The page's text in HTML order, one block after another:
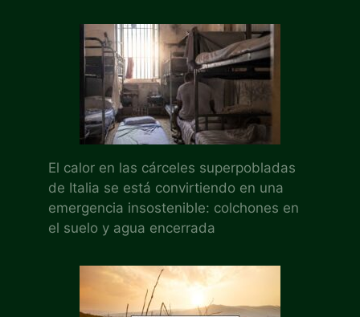
El calor en las cárceles superpobladas
de Italia se está convirtiendo en una
emergencia insostenible: colchones en
el suelo y agua encerrada